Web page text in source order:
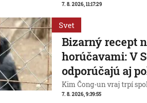
7. 8. 2026, 11:17:29
Svet
Bizarný recept
horúčavami: V
odporúčajú aj
Kim Čong-un vraj trpí
7. 8. 2026, 9:39:55